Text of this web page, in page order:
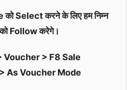
Select करने के लिए हम निम्न
Follow करेगे।
> F8 Sale
As Voucher Mode